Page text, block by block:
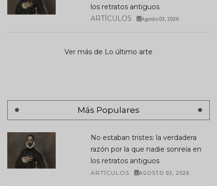
los retratos antiguos
ARTÍCULOS
Agosto 03, 2026
Ver más de Lo último arte
Más Populares
No estaban tristes: la verdadera
razón por la que nadie sonreía en
los retratos antiguos
ARTÍCULOS AGOSTO 03, 2026